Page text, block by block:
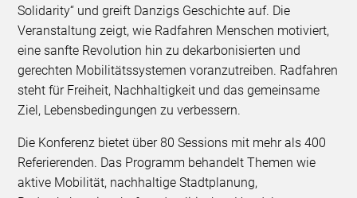
Solidarity“ und greift Danzigs Geschichte auf. Die
Veranstaltung zeigt, wie Radfahren Menschen motiviert,
eine sanfte Revolution hin zu dekarbonisierten und
gerechten Mobilitätssystemen voranzutreiben. Radfahren
steht für Freiheit, Nachhaltigkeit und das gemeinsame
Ziel, Lebensbedingungen zu verbessern.
Die Konferenz bietet über 80 Sessions mit mehr als 400
Referierenden. Das Programm behandelt Themen wie
aktive Mobilität, nachhaltige Stadtplanung,